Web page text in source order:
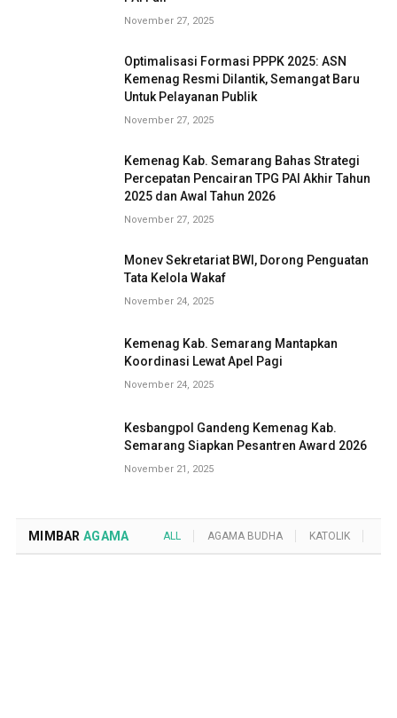
November 27, 2025
Optimalisasi Formasi PPPK 2025: ASN
Kemenag Resmi Dilantik, Semangat Baru
Untuk Pelayanan Publik
November 27, 2025
Kemenag Kab. Semarang Bahas Strategi
Percepatan Pencairan TPG PAI Akhir Tahun
2025 dan Awal Tahun 2026
November 27, 2025
Monev Sekretariat BWI, Dorong Penguatan
Tata Kelola Wakaf
November 24, 2025
Kemenag Kab. Semarang Mantapkan
Koordinasi Lewat Apel Pagi
November 24, 2025
Kesbangpol Gandeng Kemenag Kab.
Semarang Siapkan Pesantren Award 2026
November 21, 2025
MIMBAR AGAMA ALL AGAMA BUDHA KATOLIK